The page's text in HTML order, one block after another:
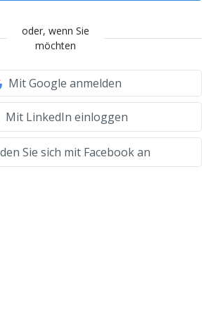
oder, wenn Sie
möchten
Mit Google anmelden
Mit LinkedIn einloggen
Sie sich mit Facebook an